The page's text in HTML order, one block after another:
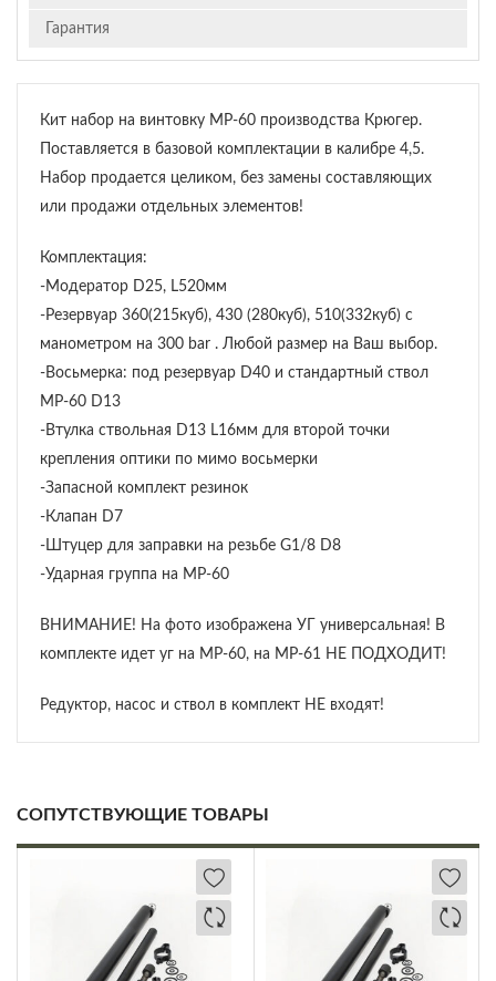
Гарантия
Кит набор на винтовку МР-60 производства Крюгер.
Поставляется в базовой комплектации в калибре 4,5.
Набор продается целиком, без замены составляющих
или продажи отдельных элементов!
Комплектация:
-Модератор D25, L520мм
-Резервуар 360(215куб), 430 (280куб), 510(332куб) с
манометром на 300 bar . Любой размер на Ваш выбор.
-Восьмерка: под резервуар D40 и стандартный ствол
МР-60 D13
-Втулка ствольная D13 L16мм для второй точки
крепления оптики по мимо восьмерки
-Запасной комплект резинок
-Клапан D7
-Штуцер для заправки на резьбе G1/8 D8
-Ударная группа на МР-60
ВНИМАНИЕ! На фото изображена УГ универсальная! В
комплекте идет уг на МР-60, на МР-61 НЕ ПОДХОДИТ!
Редуктор, насос и ствол в комплект НЕ входят!
СОПУТСТВУЮЩИЕ ТОВАРЫ